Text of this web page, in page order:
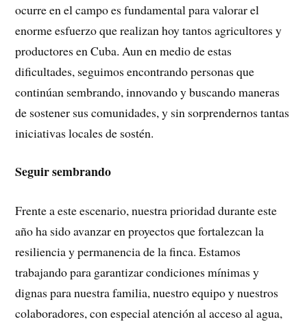
ocurre en el campo es fundamental para valorar el
enorme esfuerzo que realizan hoy tantos agricultores y
productores en Cuba. Aun en medio de estas
dificultades, seguimos encontrando personas que
continúan sembrando, innovando y buscando maneras
de sostener sus comunidades, y sin sorprendernos tantas
iniciativas locales de sostén.
Seguir sembrando
Frente a este escenario, nuestra prioridad durante este
año ha sido avanzar en proyectos que fortalezcan la
resiliencia y permanencia de la finca. Estamos
trabajando para garantizar condiciones mínimas y
dignas para nuestra familia, nuestro equipo y nuestros
colaboradores, con especial atención al acceso al agua,